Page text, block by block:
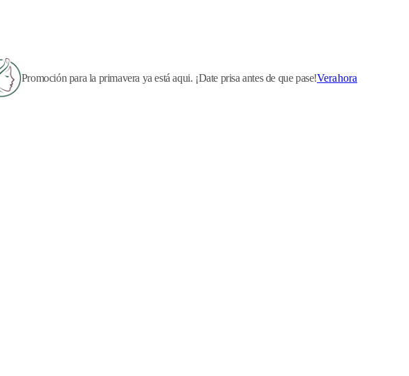
Promoción para la primavera ya está aqui. ¡Date prisa antes de que pase!Verahora